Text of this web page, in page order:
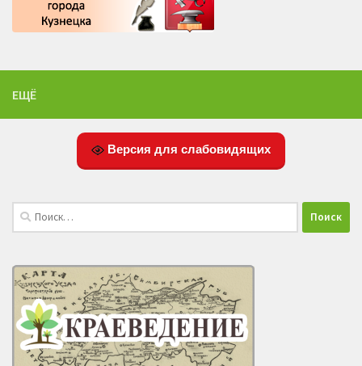
ЕЩЁ
Версия для слабовидящих
Найти: